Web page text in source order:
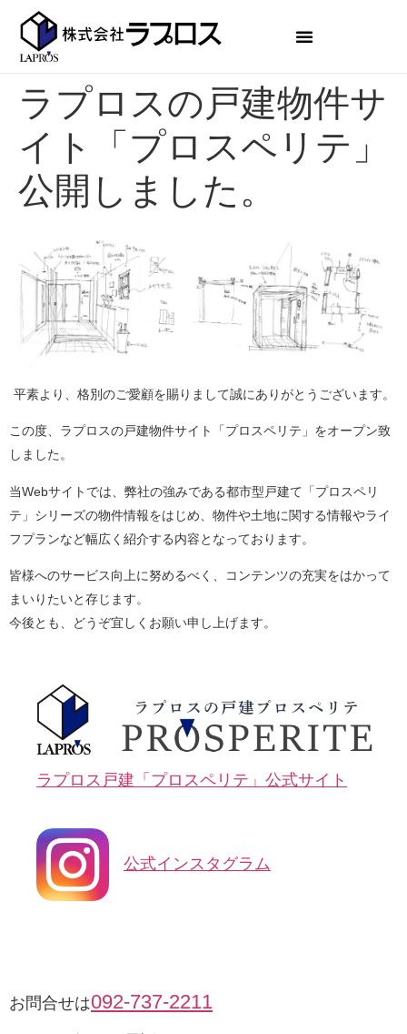
ラプロスの戸建物件サ
イト「プロスペリテ」
公開しました。
平素より、格別のご愛顧を賜りまして誠にありがとうございます。
この度、ラプロスの戸建物件サイト「プロスペリテ」をオープン致
しました。
当Webサイトでは、弊社の強みである都市型戸建て「プロスペリ
テ」シリーズの物件情報をはじめ、物件や土地に関する情報やライ
フプランなど幅広く紹介する内容となっております。
皆様へのサービス向上に努めるべく、コンテンツの充実をはかって
まいりたいと存じます。
今後とも、どうぞ宜しくお願い申し上げます。
ラプロス戸建「プロスペリテ」公式サイト
公式インスタグラム
お問合せは092-737-2211